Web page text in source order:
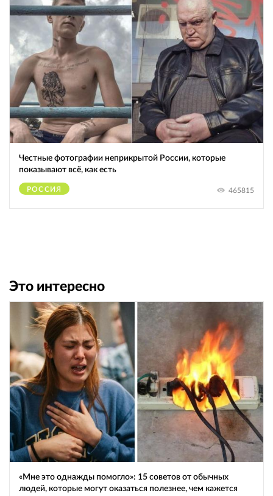
Честные фотографии неприкрытой России, которые
показывают всё, как есть
РОССИЯ 465815
Это интересно
«Мне это однажды помогло»: 15 советов от обычных
людей, которые могут оказаться полезнее, чем кажется